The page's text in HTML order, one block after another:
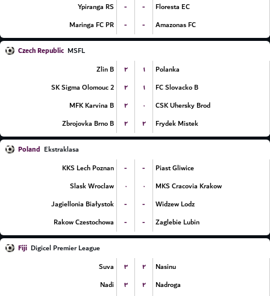
Ypiranga RS
- -
Floresta EC
Maringa FC PR
- - Amazonas FC
Czech Republic MSFL
Zlin B
۲ ۱
Polanka
SK Sigma Olomouc 2
۲ ۱
FC Slovacko B
MFK Karvina B
۲ ۰
CSK Uhersky Brod
Zbrojovka Brno B
۲ ۲ Frydek Mistek
Poland Ekstraklasa
KKS Lech Poznan
- -
Piast Gliwice
Slask Wroclaw
۰ ۰
MKS Cracovia Krakow
Jagiellonia Białystok
- -
Widzew Lodz
Rakow Czestochowa
- - Zaglebie Lubin
Fiji Digicel Premier League
Suva
۳ ۲
Nasinu
Nadi
۳ ۲
Nadroga